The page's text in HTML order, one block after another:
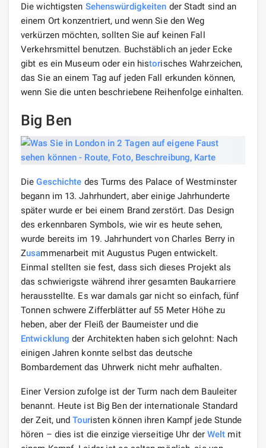
Die wichtigsten Sehenswürdigkeiten der Stadt sind an
einem Ort konzentriert, und wenn Sie den Weg
verkürzen möchten, sollten Sie auf keinen Fall
Verkehrsmittel benutzen. Buchstäblich an jeder Ecke
gibt es ein Museum oder ein historisches Wahrzeichen,
das Sie an einem Tag auf jeden Fall erkunden können,
wenn Sie die unten beschriebene Reihenfolge einhalten.
Big Ben
DieGeschichte des Turms des Palace of Westminster
begann im 13. Jahrhundert, aber einige Jahrhunderte
später wurde er bei einem Brand zerstört. Das Design
des erkennbaren Symbols, wie wir es heute sehen,
wurde bereits im 19. Jahrhundert von Charles Berry in
Zusammenarbeit mit Augustus Pugen entwickelt.
Einmal stellten sie fest, dass sich dieses Projekt als
das schwierigste während ihrer gesamten Baukarriere
herausstellte. Es war damals gar nicht so einfach, fünf
Tonnen schwere Zifferblätter auf 55 Meter Höhe zu
heben, aber der Fleiß der Baumeister und die
Entwicklung der Architekten haben sich gelohnt: Nach
einigen Jahren konnte selbst das deutsche
Bombardement das Uhrwerk nicht mehr aufhalten.
Einer Version zufolge ist der Turm nach dem Bauleiter
benannt. Heute ist Big Ben der internationale Standard
der Zeit, undTouristen können ihren Kampf jede Stunde
hören – dies ist die einzige vierseitige Uhr der Welt mit